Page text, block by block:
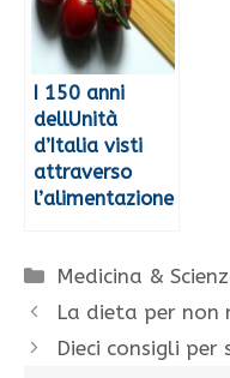
I 150 anni
dellUnità
d’Italia visti
attraverso
l’alimentazione
Categorie
Medicina &
La dieta per non
Dieci consigli